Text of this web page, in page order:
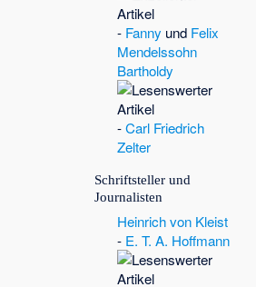
- Fanny und Felix
Mendelssohn
Bartholdy
-Carl Friedrich
Zelter
Schriftsteller und
Journalisten
Heinrich von Kleist
- E. T. A. Hoffmann